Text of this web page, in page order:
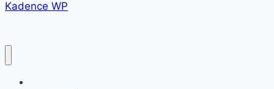
Kadence WP